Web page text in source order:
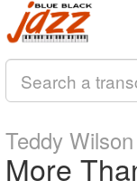
Teddy Wilson
More